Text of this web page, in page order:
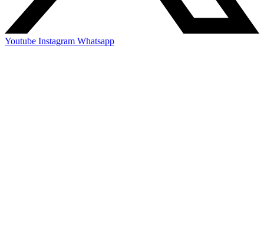
Youtube Instagram Whatsapp